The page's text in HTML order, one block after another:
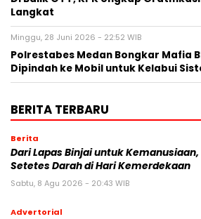
Langkat
Minggu, 28 Juni 2026 - 22:52 WIB
Polrestabes Medan Bongkar Mafia
Dipindah ke Mobil untuk Kelabui
BERITA TERBARU
Berita
Dari Lapas Binjai untuk Kemanusiaan,
Setetes Darah di Hari Kemerdekaan
Sabtu, 8 Agu 2026 - 20:43 WIB
Advertorial